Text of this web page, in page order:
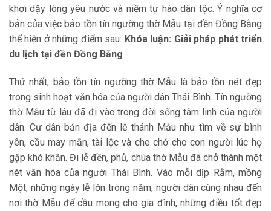
khơi dậy lòng yêu nước và niềm tự hào dân tộc. Ý nghĩa cơ
bản của việc bảo tồn tín ngưỡng thờ Mẫu tại đền Đồng Bằng
thể hiện ở những điểm sau: Khóa luận: Giải pháp phát triển
du lịch tại đền Đồng Bằng
Thứ nhất, bảo tồn tín ngưỡng thờ Mẫu là bảo tồn nét đẹp
trong sinh hoạt văn hóa của người dân Thái Bình. Tín ngưỡng
thờ Mẫu từ lâu đã đi vào trong đời sống tâm linh của người
dân. Cư dân bản địa đến lễ thánh Mẫu như tìm về sự bình
yên, cầu may mắn, tài lộc và che chở cho con người lúc họ
gặp khó khăn. Đi lễ đền, phủ, chùa thờ Mẫu đã chở thành một
nét văn hóa của người Thái Bình. Vào mỗi dịp Rằm, mồng
Một, những ngày lễ lớn trong năm, người dân cùng nhau đến
nơi thờ Mẫu để cầu mong cho gia đình, những điều tốt đẹp